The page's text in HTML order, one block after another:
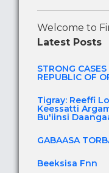
Welcome to
Latest Posts
STRONG
REPUBLIC OF
Tigray: Reeffi
Keessatti
Bu'iinsi
GABAASA
Beeksisa Fnn